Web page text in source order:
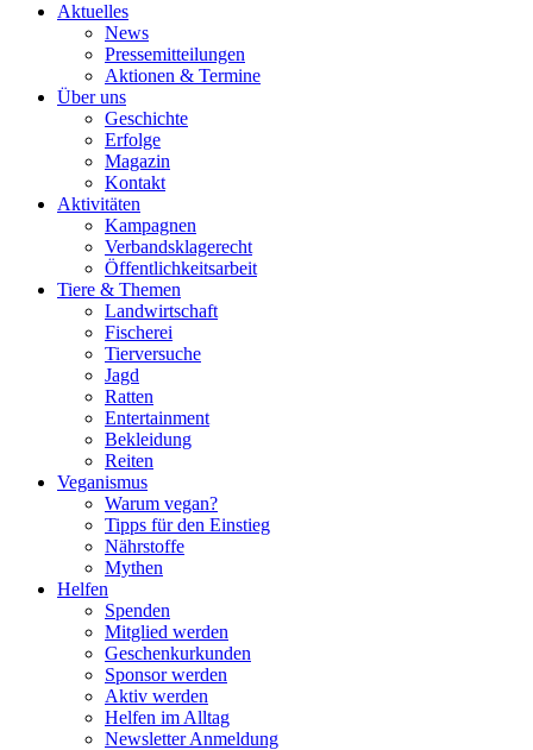
Aktuelles
News
Pressemitteilungen
Aktionen & Termine
Über uns
Geschichte
Erfolge
Magazin
Kontakt
Aktivitäten
Kampagnen
Verbandsklagerecht
Öffentlichkeitsarbeit
Tiere & Themen
Landwirtschaft
Fischerei
Tierversuche
Jagd
Ratten
Entertainment
Bekleidung
Reiten
Veganismus
Warum vegan?
Tipps für den Einstieg
Nährstoffe
Mythen
Helfen
Spenden
Mitglied werden
Geschenkurkunden
Sponsor werden
Aktiv werden
Helfen im Alltag
Newsletter Anmeldung